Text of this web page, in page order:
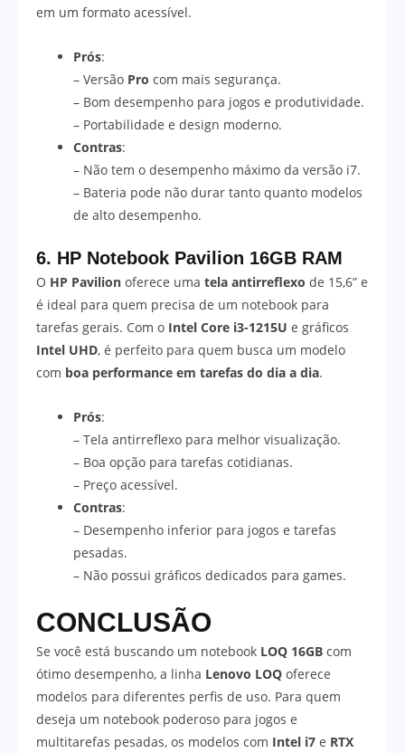
em um formato acessível.
Prós:
– Versão Pro com mais segurança.
– Bom desempenho para jogos e produtividade.
– Portabilidade e design moderno.
Contras:
– Não tem o desempenho máximo da versão i7.
– Bateria pode não durar tanto quanto modelos
de alto desempenho.
6. HP Notebook Pavilion 16GB RAM
O HP Pavilion oferece uma tela antirreflexo de 15,6” e
é ideal para quem precisa de um notebook para
tarefas gerais. Com o Intel Core i3-1215U e gráficos
Intel UHD, é perfeito para quem busca um modelo
com boa performance em tarefas do dia a dia.
Prós:
– Tela antirreflexo para melhor visualização.
– Boa opção para tarefas cotidianas.
– Preço acessível.
Contras:
– Desempenho inferior para jogos e tarefas
pesadas.
– Não possui gráficos dedicados para games.
CONCLUSÃO
Se você está buscando um notebook LOQ 16GB com
ótimo desempenho, a linha Lenovo LOQ oferece
modelos para diferentes perfis de uso. Para quem
deseja um notebook poderoso para jogos e
multitarefas pesadas, os modelos com Intel i7 e RTX